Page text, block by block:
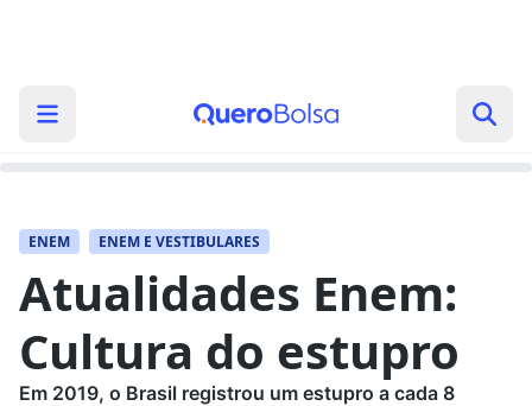
ENEM ENEM E VESTIBULARES
Atualidades Enem:
Cultura do estupro
Em 2019, o Brasil registrou um estupro a cada 8